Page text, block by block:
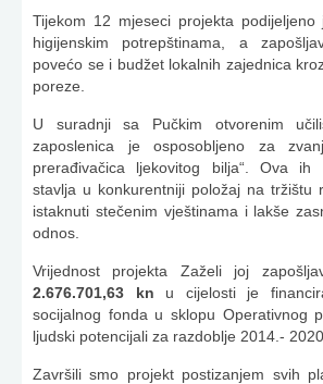
Tijekom 12 mjeseci projekta
higijenskim potrepštinama, a
povećo se i budžet lokalnih zajednica
poreze.
U suradnji sa Pučkim otvorenim
zaposlenica je osposobljeno za
prerađivačica ljekovitog bilja“. Ova ih
stavlja u konkurentniji položaj na tržištu
istaknuti stečenim vještinama i lakše
odnos.
Vrijednost projekta Zaželi joj
2.676.701,63 kn u cijelosti je
socijalnog fonda u sklopu Operativnog
ljudski potencijali za razdoblje 2014.-
Završili smo projekt postizanjem svih